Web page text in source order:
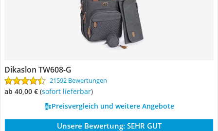
Dikaslon TW608-G
21592 Bewertungen
ab 40,00 € ( Sofort lieferbar)
Preisvergleich und weitere Angebote
Unsere Bewertung: SEHR GUT